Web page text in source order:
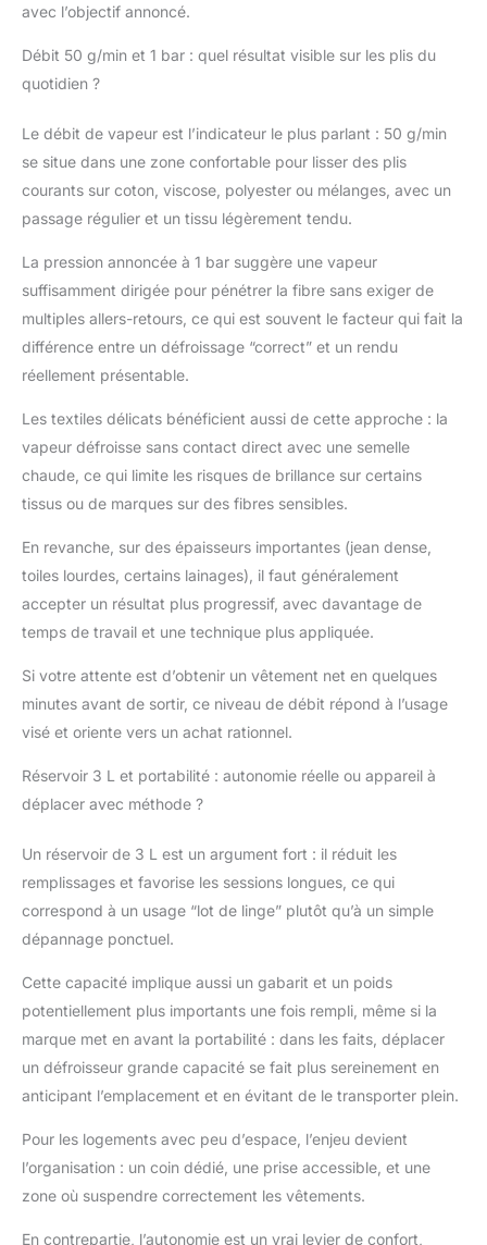
: Gecko-Steamer
30 ANS. Garantie 3 ans
incluse et pièces
détachées disponibles
10 ans pour une
TOTALE.
avec l’objectif annoncé.
Débit 50 g/min et 1 bar : quel résultat visible sur les plis du
quotidien ?
Le débit de vapeur est l’indicateur le plus parlant : 50 g/min
se situe dans une zone confortable pour lisser des plis
courants sur coton, viscose, polyester ou mélanges, avec un
passage régulier et un tissu légèrement tendu.
La pression annoncée à 1 bar suggère une vapeur
suffisamment dirigée pour pénétrer la fibre sans exiger de
multiples allers-retours, ce qui est souvent le facteur qui fait la
différence entre un défroissage “correct” et un rendu
réellement présentable.
Les textiles délicats bénéficient aussi de cette approche : la
vapeur défroisse sans contact direct avec une semelle
chaude, ce qui limite les risques de brillance sur certains
tissus ou de marques sur des fibres sensibles.
En revanche, sur des épaisseurs importantes (jean dense,
toiles lourdes, certains lainages), il faut généralement
accepter un résultat plus progressif, avec davantage de
temps de travail et une technique plus appliquée.
Si votre attente est d’obtenir un vêtement net en quelques
minutes avant de sortir, ce niveau de débit répond à l’usage
visé et oriente vers un achat rationnel.
Réservoir 3 L et portabilité : autonomie réelle ou appareil à
déplacer avec méthode ?
Un réservoir de 3 L est un argument fort : il réduit les
remplissages et favorise les sessions longues, ce qui
correspond à un usage “lot de linge” plutôt qu’à un simple
dépannage ponctuel.
Cette capacité implique aussi un gabarit et un poids
potentiellement plus importants une fois rempli, même si la
marque met en avant la portabilité : dans les faits, déplacer
un défroisseur grande capacité se fait plus sereinement en
anticipant l’emplacement et en évitant de le transporter plein.
Pour les logements avec peu d’espace, l’enjeu devient
l’organisation : un coin dédié, une prise accessible, et une
zone où suspendre correctement les vêtements.
En contrepartie, l’autonomie est un vrai levier de confort,